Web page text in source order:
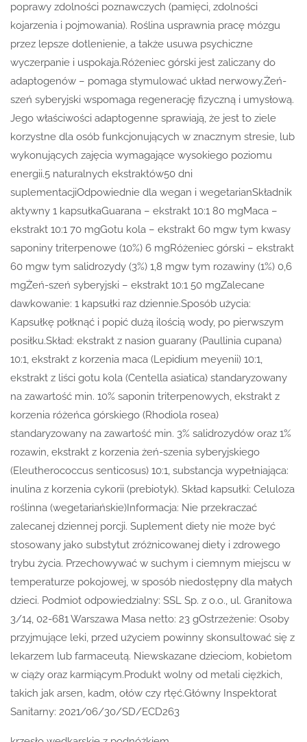
poprawy zdolności poznawczych (pamięci, zdolności
kojarzenia i pojmowania). Roślina usprawnia pracę mózgu
przez lepsze dotlenienie, a także usuwa psychiczne
wyczerpanie i uspokaja.Różeniec górski jest zaliczany do
adaptogenów – pomaga stymulować układ nerwowy.Żeń-
szeń syberyjski wspomaga regenerację fizyczną i umysłową.
Jego właściwości adaptogenne sprawiają, że jest to ziele
korzystne dla osób funkcjonujących w znacznym stresie, lub
wykonujących zajęcia wymagające wysokiego poziomu
energii.5 naturalnych ekstraktów50 dni
suplementacjiOdpowiednie dla wegan i wegetarianSkładnik
aktywny 1 kapsułkaGuarana – ekstrakt 10:1 80 mgMaca –
ekstrakt 10:1 70 mgGotu kola – ekstrakt 60 mgw tym kwasy
saponiny triterpenowe (10%) 6 mgRóżeniec górski – ekstrakt
60 mgw tym salidrozydy (3%) 1,8 mgw tym rozawiny (1%) 0,6
mgŻeń-szeń syberyjski – ekstrakt 10:1 50 mgZalecane
dawkowanie: 1 kapsułki raz dziennie.Sposób użycia:
Kapsułkę połknąć i popić dużą ilością wody, po pierwszym
posiłku.Skład: ekstrakt z nasion guarany (Paullinia cupana)
10:1, ekstrakt z korzenia maca (Lepidium meyenii) 10:1,
ekstrakt z liści gotu kola (Centella asiatica) standaryzowany
na zawartość min. 10% saponin triterpenowych, ekstrakt z
korzenia różeńca górskiego (Rhodiola rosea)
standaryzowany na zawartość min. 3% salidrozydów oraz 1%
rozawin, ekstrakt z korzenia żeń-szenia syberyjskiego
(Eleutherococcus senticosus) 10:1, substancja wypełniająca:
inulina z korzenia cykorii (prebiotyk). Skład kapsułki: Celuloza
roślinna (wegetariańskie)Informacja: Nie przekraczać
zalecanej dziennej porcji. Suplement diety nie może być
stosowany jako substytut zróżnicowanej diety i zdrowego
trybu życia. Przechowywać w suchym i ciemnym miejscu w
temperaturze pokojowej, w sposób niedostępny dla małych
dzieci. Podmiot odpowiedzialny: SSL Sp. z o.o., ul. Granitowa
3/14, 02-681 Warszawa Masa netto: 23 gOstrzeżenie: Osoby
przyjmujące leki, przed użyciem powinny skonsultować się z
lekarzem lub farmaceutą. Niewskazane dzieciom, kobietom
w ciąży oraz karmiącym.Produkt wolny od metali ciężkich,
takich jak arsen, kadm, ołów czy rtęć.Główny Inspektorat
Sanitarny: 2021/06/30/SD/ECD263